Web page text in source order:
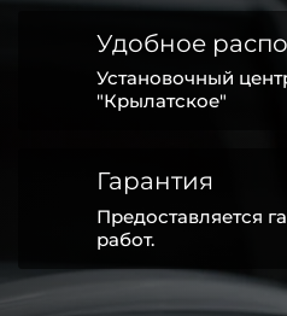
Удобное
Установочный
"Крылатское"
Гарантия
Предоставляется
работ.